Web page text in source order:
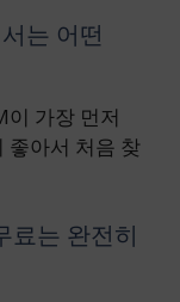
는 어떤
가장 먼저
좋아서 처음 찾
료는 완전히